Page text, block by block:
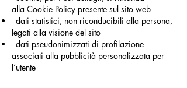
alla Cookie Policy presente sul sito web
- dati statistici, non riconducibili alla persona,
legati alla visione del sito
- dati pseudonimizzati di profilazione
associati alla pubblicità personalizzata per
l’utente